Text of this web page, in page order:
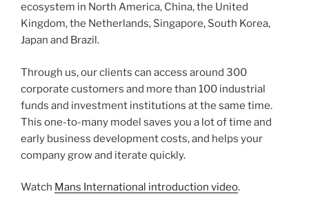
ecosystem in North America, China, the United
Kingdom, the Netherlands, Singapore, South Korea,
Japan and Brazil.
Through us, our clients can access around 300
corporate customers and more than 100 industrial
funds and investment institutions at the same time.
This one-to-many model saves you a lot of time and
early business development costs, and helps your
company grow and iterate quickly.
Watch Mans International introduction video.